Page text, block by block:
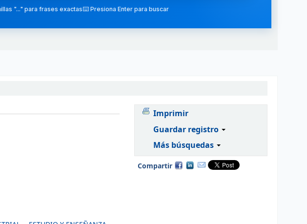
"..." para frases exactas⌨️ Presiona Enter para buscar
Imprimir
Guardar registro
Más búsquedas
Compartir